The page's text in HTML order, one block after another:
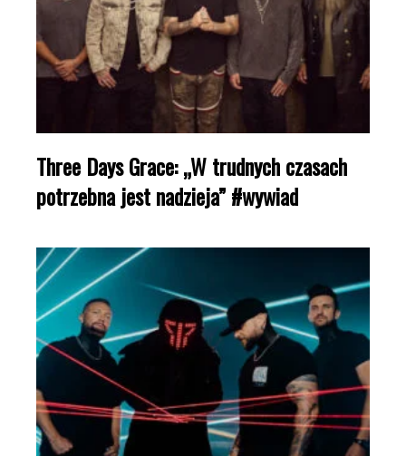
Three Days Grace: „W trudnych czasach
potrzebna jest nadzieja” #wywiad